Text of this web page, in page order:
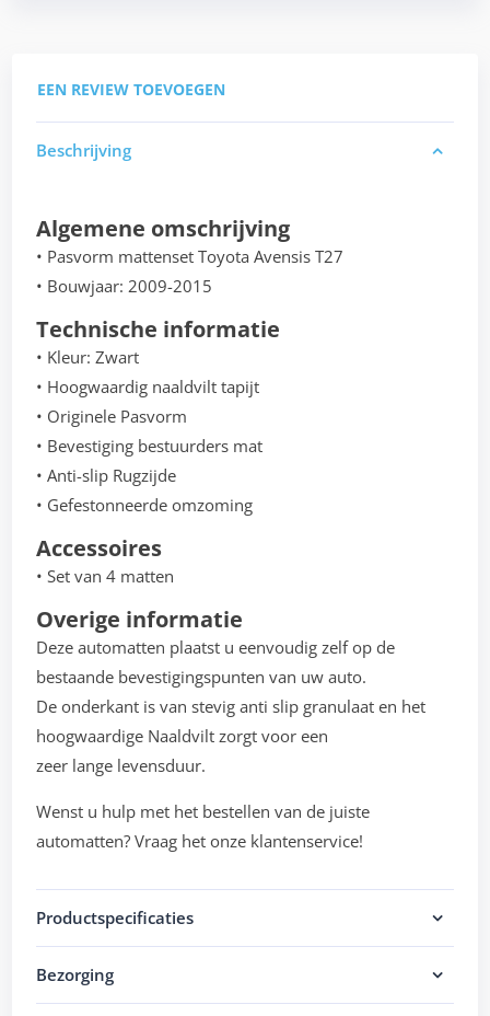
EEN REVIEW TOEVOEGEN
Beschrijving
Algemene omschrijving
• Pasvorm mattenset Toyota Avensis T27
• Bouwjaar: 2009-2015
Technische informatie
• Kleur: Zwart
• Hoogwaardig naaldvilt tapijt
• Originele Pasvorm
• Bevestiging bestuurders mat
• Anti-slip Rugzijde
• Gefestonneerde omzoming
Accessoires
• Set van 4 matten
Overige informatie
Deze automatten plaatst u eenvoudig zelf op de
bestaande bevestigingspunten van uw auto.
De onderkant is van stevig anti slip granulaat en het
hoogwaardige Naaldvilt zorgt voor een
zeer lange levensduur.
Wenst u hulp met het bestellen van de juiste
automatten? Vraag het onze klantenservice!
Productspecificaties
Bezorging